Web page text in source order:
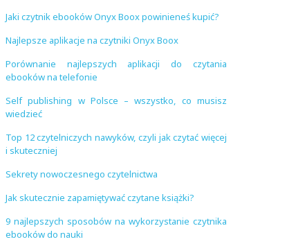
Jaki czytnik ebooków Onyx Boox powinieneś kupić?
Najlepsze aplikacje na czytniki Onyx Boox
Porównanie najlepszych aplikacji do czytania
ebooków na telefonie
Self publishing w Polsce – wszystko, co musisz
wiedzieć
Top 12 czytelniczych nawyków, czyli jak czytać więcej
i skuteczniej
Sekrety nowoczesnego czytelnictwa
Jak skutecznie zapamiętywać czytane książki?
9 najlepszych sposobów na wykorzystanie czytnika
ebooków do nauki